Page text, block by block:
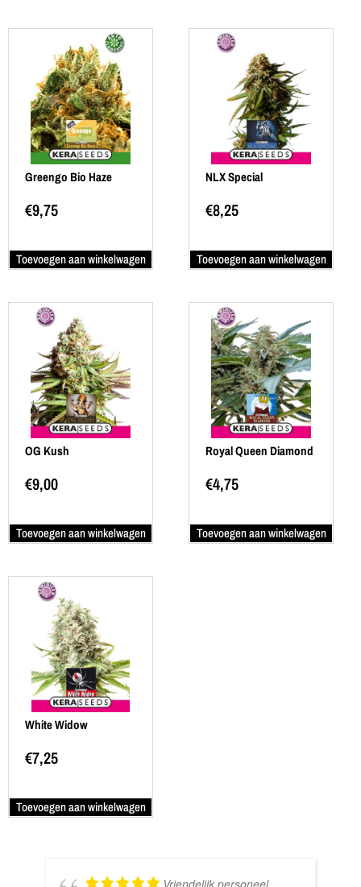
Greengo Bio Haze
€9,75
Toevoegen aan winkelwagen
NLX Special
€8,25
Toevoegen aan winkelwagen
OG Kush
€9,00
Toevoegen aan winkelwagen
Royal Queen Diamond
€4,75
Toevoegen aan winkelwagen
White Widow
€7,25
Toevoegen aan winkelwagen
Vriendelijk personeel